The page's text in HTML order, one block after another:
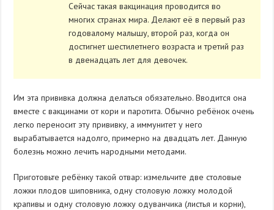
Сейчас такая вакцинация проводится во
многих странах мира. Делают её в первый раз
годовалому малышу, второй раз, когда он
достигнет шестилетнего возраста и третий раз
в двенадцать лет для девочек.
Им эта прививка должна делаться обязательно. Вводится она
вместе с вакцинами от кори и паротита. Обычно ребёнок очень
легко переносит эту прививку, а иммунитет у него
вырабатывается надолго, примерно на двадцать лет. Данную
болезнь можно лечить народными методами.
Приготовьте ребёнку такой отвар: измельчите две столовые
ложки плодов шиповника, одну столовую ложку молодой
крапивы и одну столовую ложку одуванчика (листья и корни),